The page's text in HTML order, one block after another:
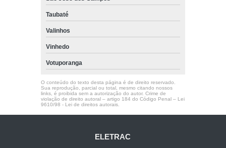
empilhadeira paletrans pr16 preço Sertãozinho
empilhadeiras paletrans São Lourenço da Serra
venda de empilhadeira paletrans px 1235 Taboão da Serra
venda de empilhadeira paletrans pr16 Taubaté
quanto custa empilhadeira paletrans pr20 Indaiatuba
Taubaté
Valinhos
Vinhedo
Votuporanga
O conteúdo do texto desta página é de direito reservado.
Sua reprodução, parcial ou total, mesmo citando nossos
links, é proibida sem a autorização do autor. Crime de
violação de direito autoral – artigo 184 do Código Penal – Lei
9610/98 - Lei de direitos autorais.
ELETRAC